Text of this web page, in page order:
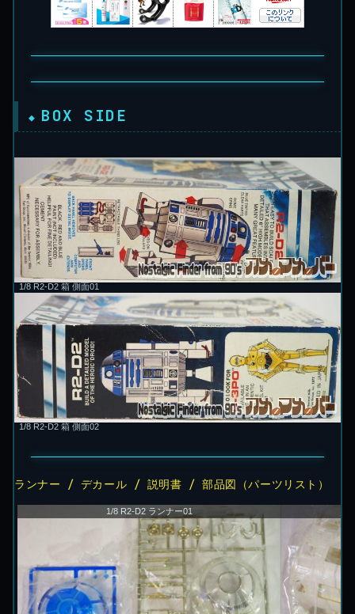
BOX SIDE
1/8 R2-D2 箱 側面01
1/8 R2-D2 箱 側面02
ランナー / デカール / 説明書 / 部品図（パーツリスト）
1/8 R2-D2 ランナー01